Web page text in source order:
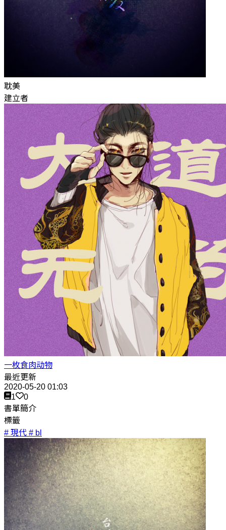
耽美
建立者
一枚食肉动物
最近更新
2020-05-20 01:03
1
0
書單簡介
標籤
# 現代 # bl